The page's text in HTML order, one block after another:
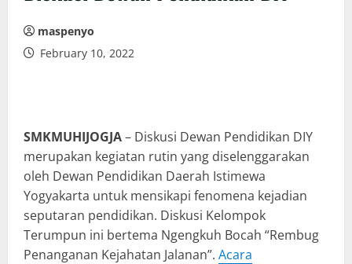
maspenyo
February 10, 2022
SMKMUHIJOGJA– Diskusi Dewan Pendidikan DIY
merupakan kegiatan rutin yang diselenggarakan
oleh Dewan Pendidikan Daerah Istimewa
Yogyakarta untuk mensikapi fenomena kejadian
seputaran pendidikan. Diskusi Kelompok
Terumpun ini bertema Ngengkuh Bocah “Rembug
Penanganan Kejahatan Jalanan”. Acara